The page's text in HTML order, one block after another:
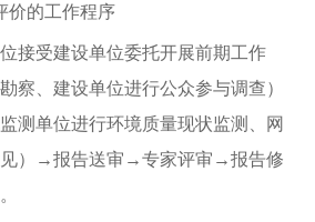
价的工作程序
接受建设单位委托开展前期工作
察、建设单位进行公众参与调查）
测单位进行环境质量现状监测、网
见）→报告送审→专家评审→报告修